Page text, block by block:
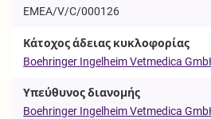
EMEA/V/C/000126
Κάτοχος άδειας κυκλοφορίας
Boehringer Ingelheim Vetmedica
Υπεύθυνος διανομής
Boehringer Ingelheim Vetmedica